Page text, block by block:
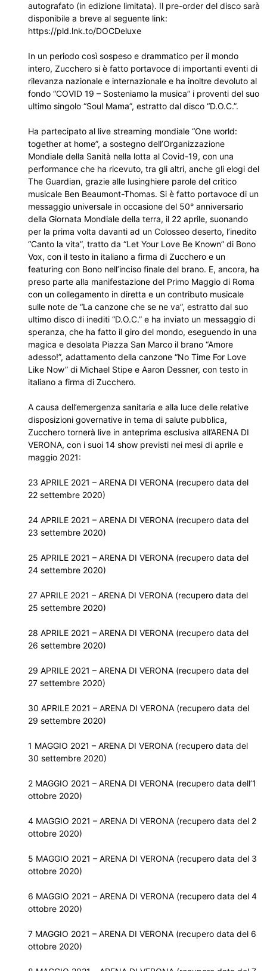
autografato (in edizione limitata). Il pre-order del disco sarà
disponibile a breve al seguente link:
https://pld.lnk.to/DOCDeluxe
In un periodo così sospeso e drammatico per il mondo
intero, Zucchero si è fatto portavoce di importanti eventi di
rilevanza nazionale e internazionale e ha inoltre devoluto al
fondo “COVID 19 – Sosteniamo la musica” i proventi del suo
ultimo singolo “Soul Mama”, estratto dal disco “D.O.C.”.
Ha partecipato al live streaming mondiale “One world:
together at home”, a sostegno dell’Organizzazione
Mondiale della Sanità nella lotta al Covid-19, con una
performance che ha ricevuto, tra gli altri, anche gli elogi del
The Guardian, grazie alle lusinghiere parole del critico
musicale Ben Beaumont-Thomas. Si è fatto portavoce di un
messaggio universale in occasione del 50° anniversario
della Giornata Mondiale della terra, il 22 aprile, suonando
per la prima volta davanti ad un Colosseo deserto, l’inedito
“Canto la vita”, tratto da “Let Your Love Be Known” di Bono
Vox, con il testo in italiano a firma di Zucchero e un
featuring con Bono nell’inciso finale del brano. E, ancora, ha
preso parte alla manifestazione del Primo Maggio di Roma
con un collegamento in diretta e un contributo musicale
sulle note de “La canzone che se ne va”, estratto dal suo
ultimo disco di inediti “D.O.C.” e ha inviato un messaggio di
speranza, che ha fatto il giro del mondo, eseguendo in una
magica e desolata Piazza San Marco il brano “Amore
adesso!”, adattamento della canzone “No Time For Love
Like Now” di Michael Stipe e Aaron Dessner, con testo in
italiano a firma di Zucchero.
A causa dell’emergenza sanitaria e alla luce delle relative
disposizioni governative in tema di salute pubblica,
Zucchero tornerà live in anteprima esclusiva all’ARENA DI
VERONA, con i suoi 14 show previsti nei mesi di aprile e
maggio 2021:
23 APRILE 2021 – ARENA DI VERONA (recupero data del
22 settembre 2020)
24 APRILE 2021 – ARENA DI VERONA (recupero data del
23 settembre 2020)
25 APRILE 2021 – ARENA DI VERONA (recupero data del
24 settembre 2020)
27 APRILE 2021 – ARENA DI VERONA (recupero data del
25 settembre 2020)
28 APRILE 2021 – ARENA DI VERONA (recupero data del
26 settembre 2020)
29 APRILE 2021 – ARENA DI VERONA (recupero data del
27 settembre 2020)
30 APRILE 2021 – ARENA DI VERONA (recupero data del
29 settembre 2020)
1 MAGGIO 2021 – ARENA DI VERONA (recupero data del
30 settembre 2020)
2 MAGGIO 2021 – ARENA DI VERONA (recupero data dell’1
ottobre 2020)
4 MAGGIO 2021 – ARENA DI VERONA (recupero data del 2
ottobre 2020)
5 MAGGIO 2021 – ARENA DI VERONA (recupero data del 3
ottobre 2020)
6 MAGGIO 2021 – ARENA DI VERONA (recupero data del 4
ottobre 2020)
7 MAGGIO 2021 – ARENA DI VERONA (recupero data del 6
ottobre 2020)